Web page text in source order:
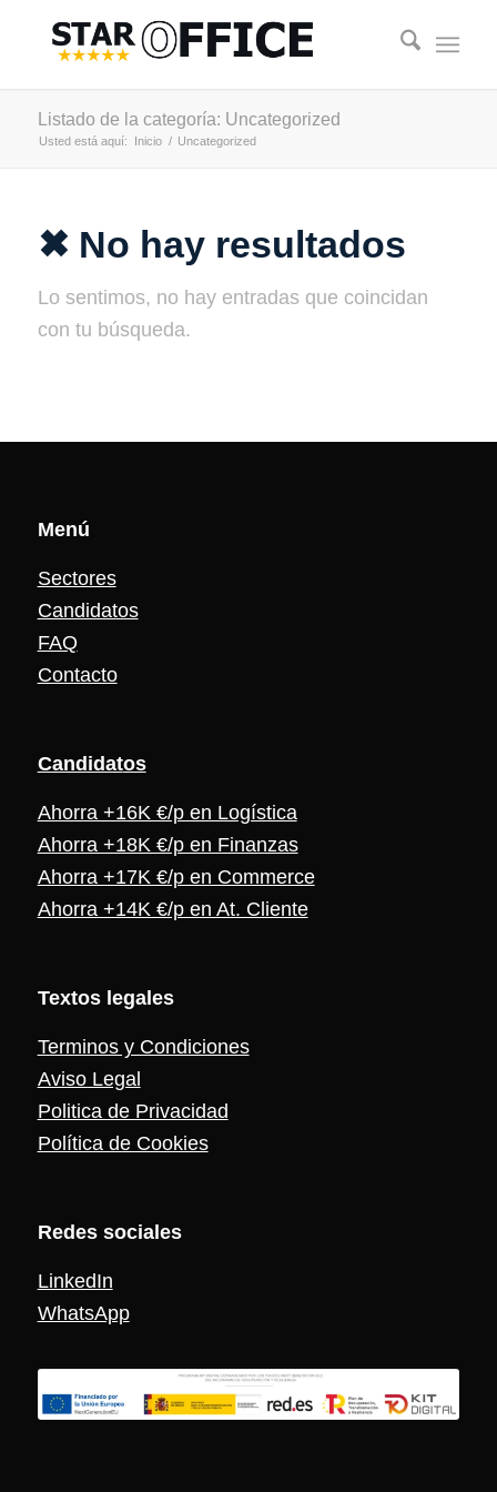
Listado de la categoría: Uncategorized
Usted está aquí: Inicio / Uncategorized
✖ No hay resultados
Lo sentimos, no hay entradas que coincidan
con tu búsqueda.
Menú
Sectores
Candidatos
FAQ
Contacto
Candidatos
Ahorra +16K €/p en Logística
Ahorra +18K €/p en Finanzas
Ahorra +17K €/p en Commerce
Ahorra +14K €/p en At. Cliente
Textos legales
Terminos y Condiciones
Aviso Legal
Politica de Privacidad
Política de Cookies
Redes sociales
LinkedIn
WhatsApp